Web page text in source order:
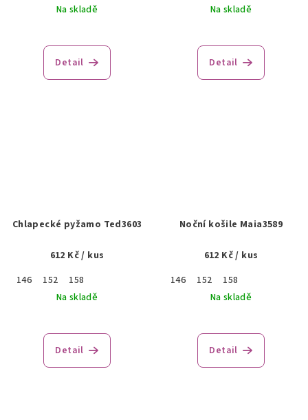
Na skladě
Detail
Na skladě
Detail
Chlapecké pyžamo Ted3603
612 Kč/ kus
146
152
158
Na skladě
Detail
Noční košile Maia3589
612 Kč/ kus
146
152
158
Na skladě
Detail